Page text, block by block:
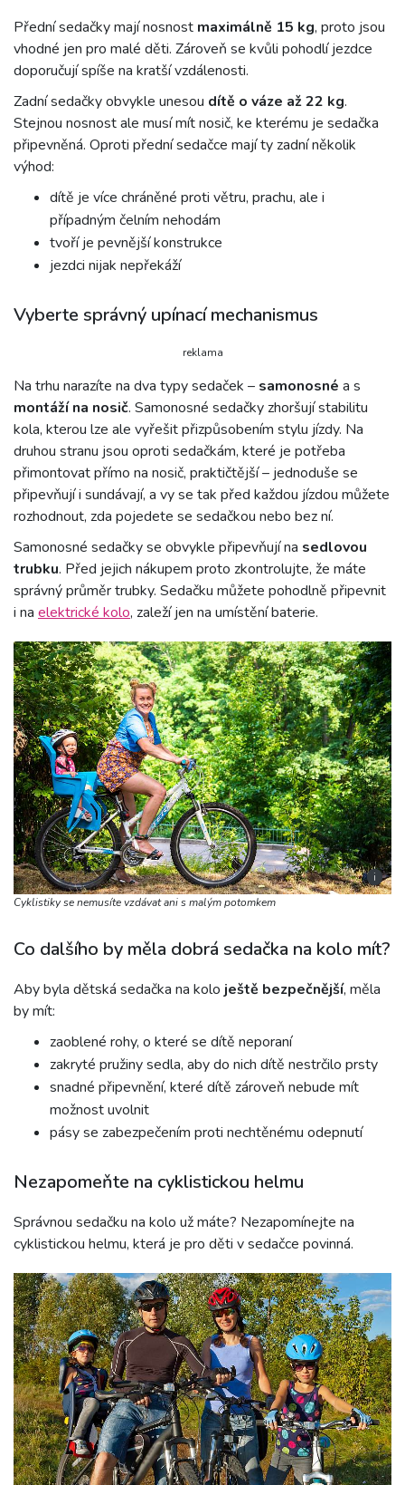
Přední sedačky mají nosnost maximálně 15 kg, proto jsou
vhodné jen pro malé děti. Zároveň se kvůli pohodlí jezdce
doporučují spíše na kratší vzdálenosti.
Zadní sedačky obvykle unesou dítě o váze až 22 kg.
Stejnou nosnost ale musí mít nosič, ke kterému je sedačka
připevněná. Oproti přední sedačce mají ty zadní několik
výhod:
dítě je více chráněné proti větru, prachu, ale i
případným čelním nehodám
tvoří je pevnější konstrukce
jezdci nijak nepřekáží
Vyberte správný upínací mechanismus
reklama
Na trhu narazíte na dva typy sedaček – samonosné a s
montáží na nosič. Samonosné sedačky zhoršují stabilitu
kola, kterou lze ale vyřešit přizpůsobením stylu jízdy. Na
druhou stranu jsou oproti sedačkám, které je potřeba
přimontovat přímo na nosič, praktičtější – jednoduše se
připevňují i sundávají, a vy se tak před každou jízdou můžete
rozhodnout, zda pojedete se sedačkou nebo bez ní.
Samonosné sedačky se obvykle připevňují na sedlovou
trubku. Před jejich nákupem proto zkontrolujte, že máte
správný průměr trubky. Sedačku můžete pohodlně připevnit
i na elektrické kolo, zaleží jen na umístění baterie.
i
Cyklistiky se nemusíte vzdávat ani s malým potomkem
Co dalšího by měla dobrá sedačka na kolo mít?
Aby byla dětská sedačka na kolo ještě bezpečnější, měla
by mít:
zaoblené rohy, o které se dítě neporaní
zakryté pružiny sedla, aby do nich dítě nestrčilo prsty
snadné připevnění, které dítě zároveň nebude mít
možnost uvolnit
pásy se zabezpečením proti nechtěnému odepnutí
Nezapomeňte na cyklistickou helmu
Správnou sedačku na kolo už máte? Nezapomínejte na
cyklistickou helmu, která je pro děti v sedačce povinná.